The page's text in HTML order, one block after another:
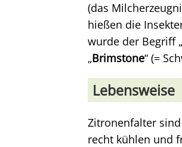
(das
hießen die
wurde der Begriff
„Brimstone“ (=
Lebensweise
Zitronenfalter sind
recht kühlen und